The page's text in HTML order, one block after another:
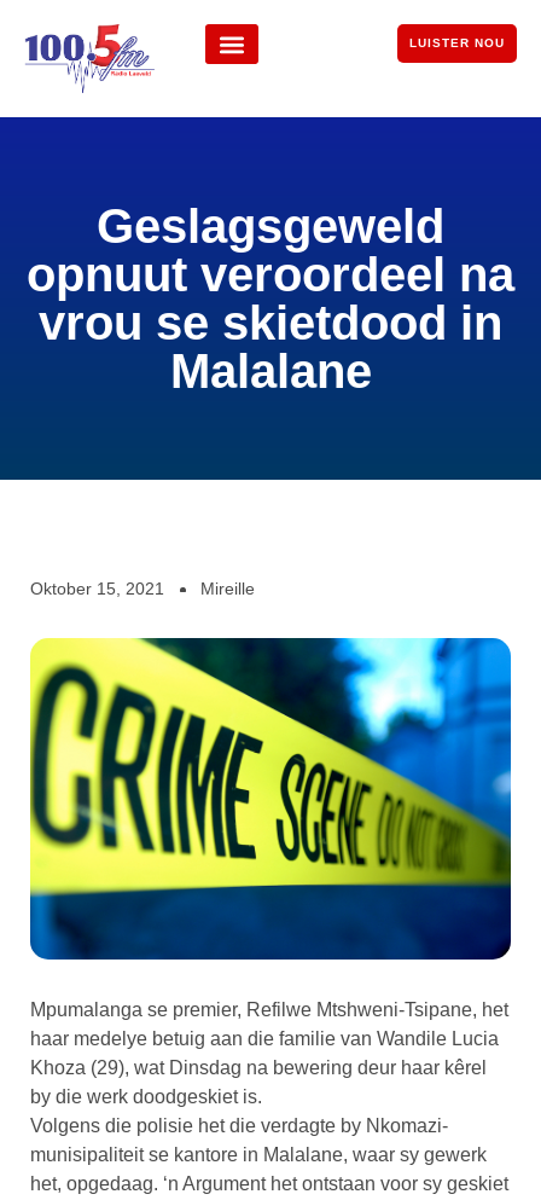
LUISTER NOU
Geslagsgeweld
opnuut veroordeel na
vrou se skietdood in
Malalane
Oktober 15, 2021 Mireille
Mpumalanga se premier, Refilwe Mtshweni-Tsipane, het
haar medelye betuig aan die familie van Wandile Lucia
Khoza (29), wat Dinsdag na bewering deur haar kêrel
by die werk doodgeskiet is.
Volgens die polisie het die verdagte by Nkomazi-
munisipaliteit se kantore in Malalane, waar sy gewerk
het, opgedaag. ‘n Argument het ontstaan voor sy geskiet